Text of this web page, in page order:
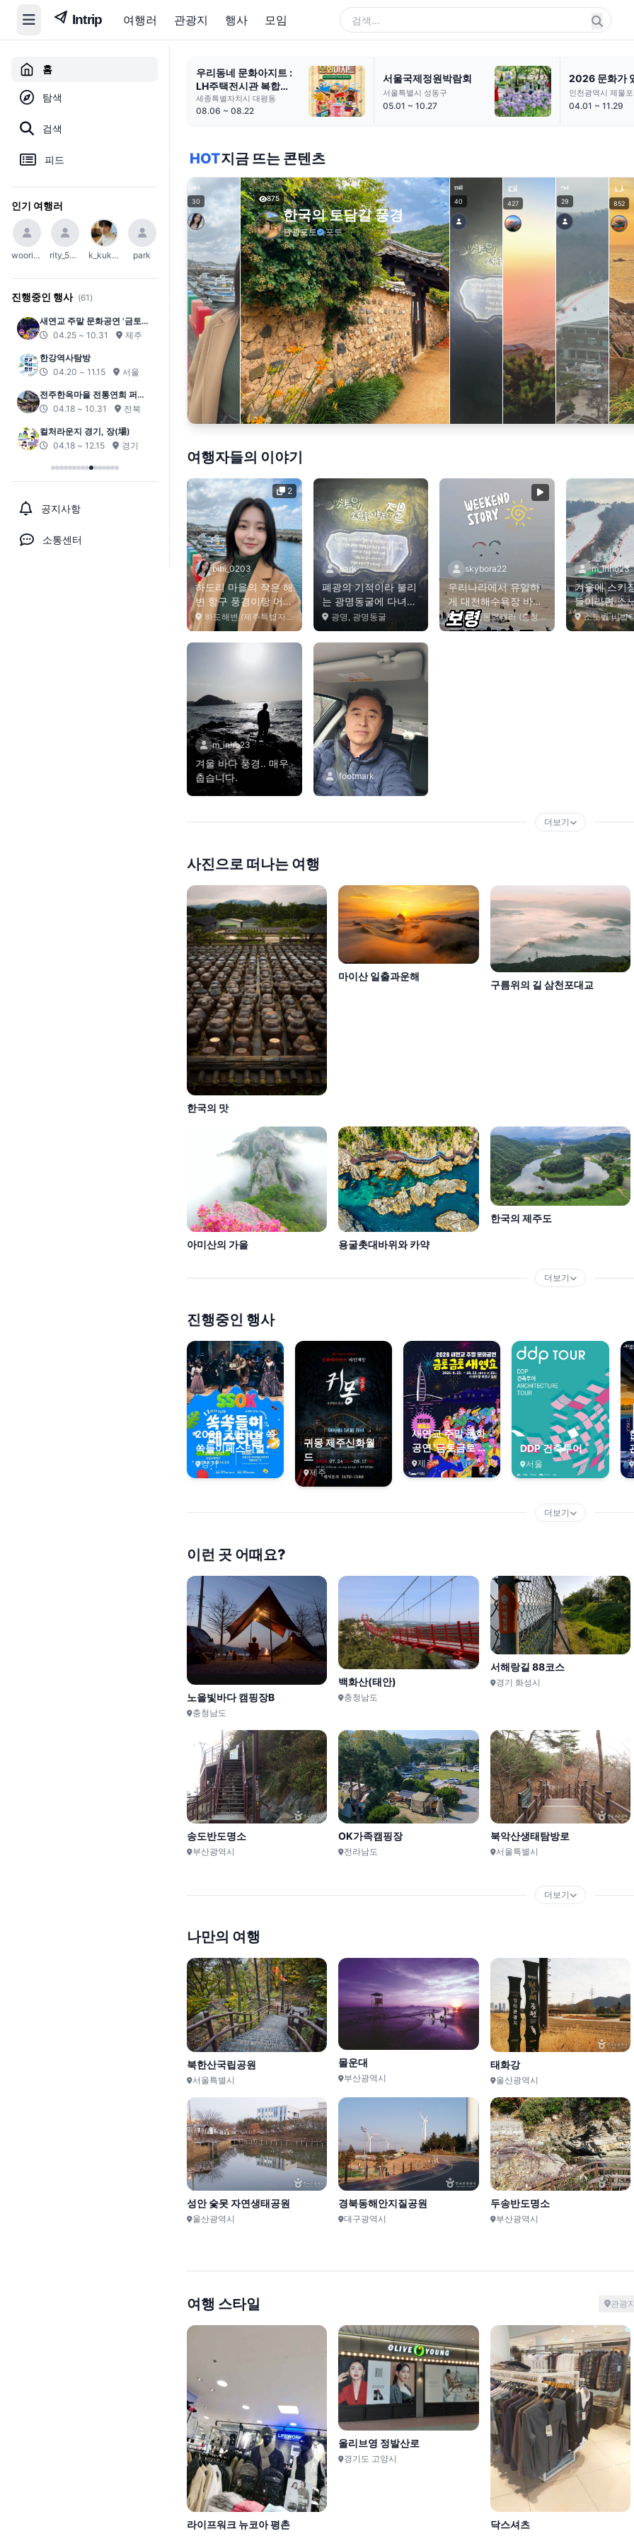
여행러 관광지 행사 모임
홈
탐색
검색
피드
인기 여행러
woori_654 rity_5004 k_kuko1111 park
진행중인 행사 (61)
의정부지 상설 전통문화행사
04.11 ~ 10.31
서울
2026 서귀포 원도심 문화페스
티벌04.11 ~ 10.30 제주
안성 남사당바우덕이 풍물단
상설 공연 ‘곰뱅이텄다’
04.04 ~ 11.29 경기
2026 고흥 녹동항 드론쇼
04.04 ~ 10.31
광주
공지사항
소통센터
2026 국립극장 쏙쏙들
이페스티벌
경기도 파주시
03.14 ~ 12.26
귀몽 제주신화월드
제주특별자치도 서귀포시
07.24 ~ 08.17
새연교 주말
'금토금토 새
제주특별자치도
04.25 ~ 10.31
HOT지금 뜨는 콘텐츠
하
도
리
마
을
의
작
은
해
변
항
구
풍
경
이
랑
어
선
들
보
면
서
아
무
생
각
안
하
게
되
던
.
.
.
30
875
한국의 토담길 풍경
관광포토 포토 폐
의
기
적
이
라
불
리
는
광
명
동
굴
에
다
녀
왔
습
니
다
!
단
순
히
동
굴
을
걷
는
게
아
니
라
볼
거
리
.
.
40
대
왕
암
일
출
427
겨
에
스
키
장
찾
는
분
들
이
라
면
소
노
벨
비
발
디
파
크
한
번
쯤
은
가
볼
만
합
니
다
.
리
.
.
29
나
리
꽃
피
는
대
왕
암
852
여행자들의 이야기
2
bibi_0203
하도리 마을의 작은 해
변 항구 풍경이랑 어선
들 보면서 아무 생...
하도해변 (제주특별자치도 제주시)
park
폐광의 기적이라 불리
는 광명동굴에 다녀왔
습니다! 단순히 동굴을
걷는...
광명, 광명동굴
skybora22
우리나라에서 유일하
게 대천해수욕장 바다
위를 체험비행할 수 있
는 새...
다빈치동력패러 (충청남도 보령시)
m_inho23
겨울에 스키
들이라면 소
디파크 한 번
...
소노벨 비발디파크 (강원특
m_inho23
겨울 바다 풍경.. 매우
춥습니다.
footmark
더보기
사진으로 떠나는 여행
한국의 맛
마이산 일출과운해
구름위의 길 삼천포대교
아미산의 가을 용굴촛대바위와 카약
한국의 제주도
더보기
진행중인 행사
2026 국립극장 쏙
쏙들이페스티벌
경기
귀몽 제주신화월
드
제주
새연교 주말 문화
공연 '금토금토 새
연쇼'
제주
DDP 건축투어
서울
더보기
이런 곳 어때요?
노을빛바다 캠핑장B
충청남도
백화산(태안)
충청남도
서해랑길 88코스
경기 화성시
송도반도명소
부산광역시
OK가족캠핑장
전라남도
북악산생태탐방로
서울특별시
더보기
나만의 여행
서해랑길 64-3(지선3코스)
18km
DMZ 평화의 길 4코스
15km
남파랑길 86코스
25km
DMZ 평화의 길 31-1코스(우회
남파랑길 63코스
21km 여강길 6코스 왕터쌀길
여행 스타일 관광
조은전골칼국수
인천광역시 중구
보타미
경상남도 창원시
오성당
충청북도 청주시